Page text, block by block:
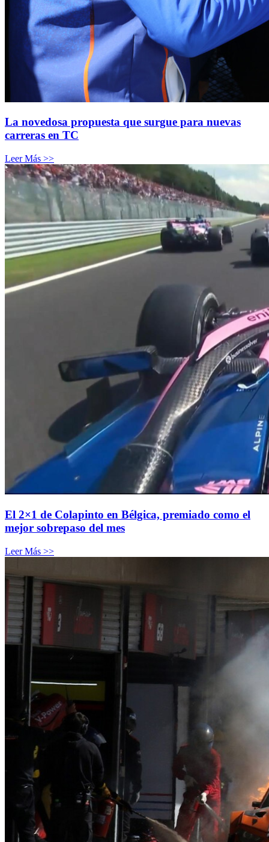
La novedosa propuesta que surgue para nuevas
carreras en TC
Leer Más >>
El 2×1 de Colapinto en Bélgica, premiado como el
mejor sobrepaso del mes
Leer Más >>